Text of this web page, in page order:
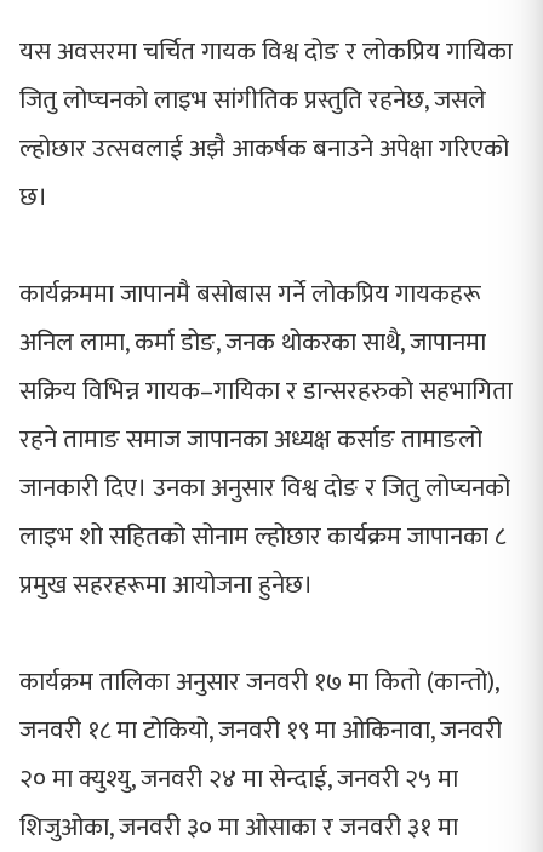
यस अवसरमा चर्चित गायक विश्व दोङ र लोकप्रिय गायिका
जितु लोप्चनको लाइभ सांगीतिक प्रस्तुति रहनेछ, जसले
ल्होछार उत्सवलाई अझै आकर्षक बनाउने अपेक्षा गरिएको
छ।
कार्यक्रममा जापानमै बसोबास गर्ने लोकप्रिय गायकहरू
अनिल लामा, कर्मा डोङ, जनक थोकरका साथै, जापानमा
सक्रिय विभिन्न गायक–गायिका र डान्सरहरुको सहभागिता
रहने तामाङ समाज जापानका अध्यक्ष कर्साङ तामाङलो
जानकारी दिए। उनका अनुसार विश्व दोङ र जितु लोप्चनको
लाइभ शो सहितको सोनाम ल्होछार कार्यक्रम जापानका ८
प्रमुख सहरहरूमा आयोजना हुनेछ।
कार्यक्रम तालिका अनुसार जनवरी १७ मा कितो (कान्तो),
जनवरी १८ मा टोकियो, जनवरी १९ मा ओकिनावा, जनवरी
२० मा क्युश्यु, जनवरी २४ मा सेन्दाई, जनवरी २५ मा
शिजुओका, जनवरी ३० मा ओसाका र जनवरी ३१ मा